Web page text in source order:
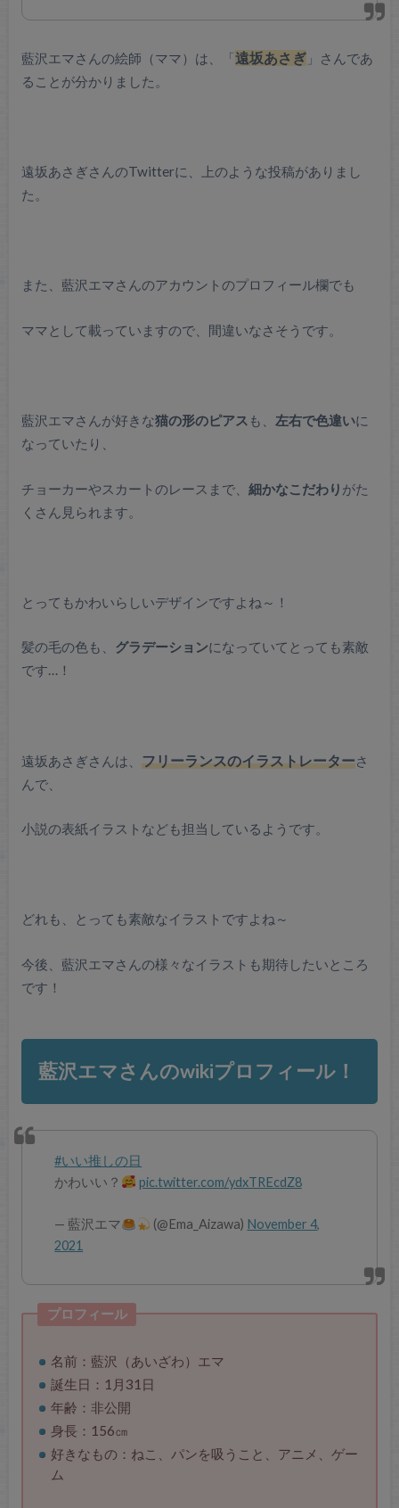
藍沢エマさんの絵師（ママ）は、「遠坂あさぎ」さんであ
ることが分かりました。
遠坂あさぎさんのTwitterに、上のような投稿がありまし
た。
また、藍沢エマさんのアカウントのプロフィール欄でも
ママとして載っていますので、間違いなさそうです。
藍沢エマさんが好きな猫の形のピアス も、 左右で色違いに
なっていたり、
チョーカーやスカートのレースまで、 細かなこだわり がた
くさん見られます。
とってもかわいらしいデザインですよね～！
髪の毛の色も、 グラデーションになっていてとっても素敵
です…！
遠坂あさぎさんは、 フリーランスのイラストレーターさ
んで、
小説の表紙イラストなども担当しているようです。
どれも、とっても素敵なイラストですよね～
今後、藍沢エマさんの様々なイラストも期待したいところ
です！
藍沢エマさんのwikiプロフィール！
#いい推しの日
かわいい？
pic.twitter.com/ydxTREcdZ8
— 藍沢エマ (@Ema_Aizawa) November 4,
2021
プロフィール
名前：藍沢（あいざわ）エマ
誕生日：1月31日
年齢：非公開
身長：156㎝
好きなもの：ねこ、パンを吸うこと、アニメ、ゲー
ム